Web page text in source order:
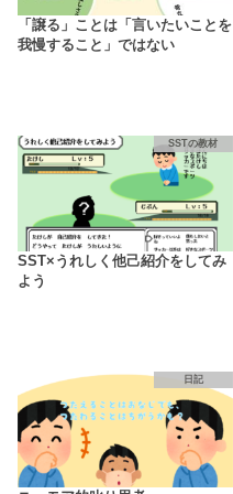
「譲る」ことは「言いたいことを
我慢すること」ではない
SSTの教材
SST×うれしく他己紹介をしてみ
よう
日記